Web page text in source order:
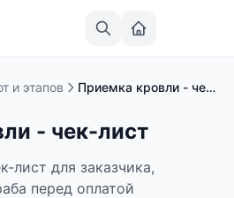
и этапов Приемка кровли - чек-лист
- чек-лист
лист для заказчика,
перед оплатой